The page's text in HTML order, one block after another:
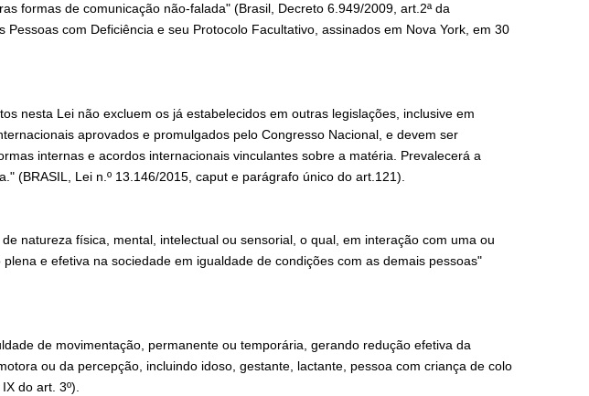
formas de comunicação não-falada" (Brasil, Decreto 6.949/2009, art.2ª da
com Deficiência e seu Protocolo Facultativo, assinados em Nova York, em 30
nesta Lei não excluem os já estabelecidos em outras legislações, inclusive em
aprovados e promulgados pelo Congresso Nacional, e devem ser
internas e acordos internacionais vinculantes sobre a matéria. Prevalecerá a
(BRASIL, Lei n.º 13.146/2015, caput e parágrafo único do art.121).
natureza física, mental, intelectual ou sensorial, o qual, em interação com uma ou
e efetiva na sociedade em igualdade de condições com as demais pessoas"
de movimentação, permanente ou temporária, gerando redução efetiva da
ou da percepção, incluindo idoso, gestante, lactante, pessoa com criança de colo
do art. 3º).